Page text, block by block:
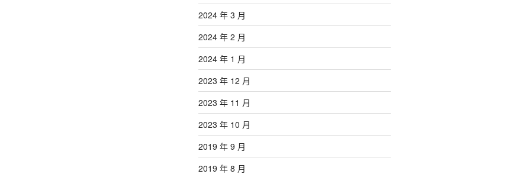
2024 年 3 月
2024 年 2 月
2024 年 1 月
2023 年 12 月
2023 年 11 月
2023 年 10 月
2019 年 9 月
2019 年 8 月